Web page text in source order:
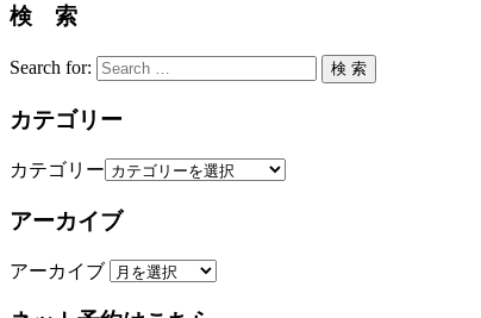
検 索
Search for: 検 索
カテゴリー
カテゴリー
アーカイブ
アーカイブ